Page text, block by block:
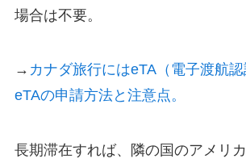
場合は不要。
→ カナダ旅行にはeTA（電子渡航認
eTAの申請方法と注意点。
長期滞在すれば、隣の国のアメリ